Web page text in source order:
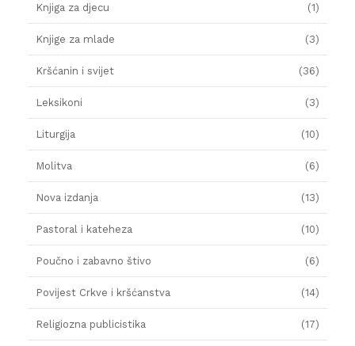
Knjiga za djecu (1)
Knjige za mlade (3)
Kršćanin i svijet (36)
Leksikoni (3)
Liturgija (10)
Molitva (6)
Nova izdanja (13)
Pastoral i kateheza (10)
Poučno i zabavno štivo (6)
Povijest Crkve i kršćanstva (14)
Religiozna publicistika (17)